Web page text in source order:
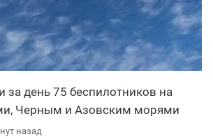
день 75 беспилотников на
Черным и Азовским морями
назад